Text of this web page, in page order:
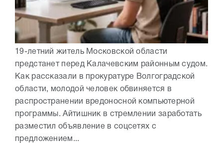
19-летний житель Московской области
предстанет перед Калачевским районным судом.
Как рассказали в прокуратуре Волгоградской
области, молодой человек обвиняется в
распространении вредоносной компьютерной
программы. Айтишник в стремлении заработать
разместил объявление в соцсетях с
предложением...